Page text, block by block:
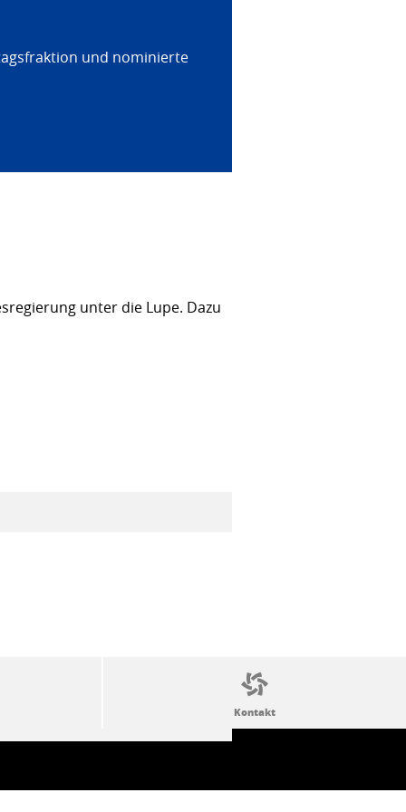
und nominierte
unter die Lupe. Dazu